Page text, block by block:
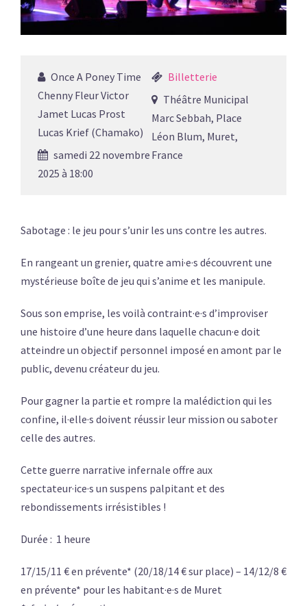
Once A Poney Time
Chenny Fleur Victor
Jamet Lucas Prost
Lucas Krief (Chamako)
samedi 22 novembre
2025 à 18:00
Billetterie
Théâtre Municipal
Marc Sebbah, Place
Léon Blum, Muret,
France
Sabotage : le jeu pour s’unir les uns contre les autres.
En rangeant un grenier, quatre ami·e·s découvrent une
mystérieuse boîte de jeu qui s’anime et les manipule.
Sous son emprise, les voilà contraint·e·s d’improviser
une histoire d’une heure dans laquelle chacun·e doit
atteindre un objectif personnel imposé en amont par le
public, devenu créateur du jeu.
Pour gagner la partie et rompre la malédiction qui les
confine, il·elle·s doivent réussir leur mission ou saboter
celle des autres.
Cette guerre narrative infernale offre aux
spectateur·ice·s un suspens palpitant et des
rebondissements irrésistibles !
Durée : 1 heure
17/15/11 € en prévente* (20/18/14 € sur place) – 14/12/8 €
en prévente* pour les habitant·e·s de Muret